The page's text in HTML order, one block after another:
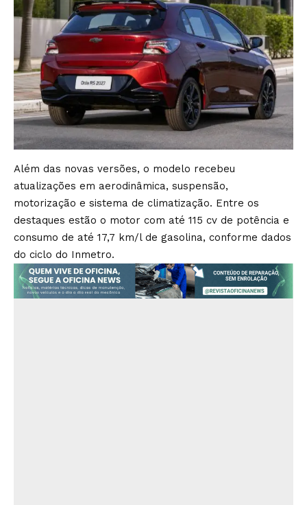
Além das novas versões, o modelo recebeu
atualizações em aerodinâmica, suspensão,
motorização e sistema de climatização. Entre os
destaques estão o motor com até 115 cv de potência e
consumo de até 17,7 km/l de gasolina, conforme dados
do ciclo do Inmetro.